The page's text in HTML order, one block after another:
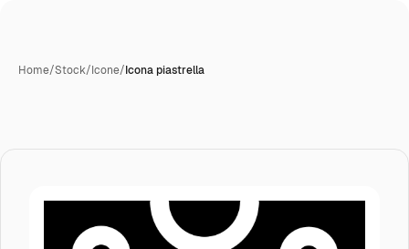
Home/Stock/Icone/Icona piastrella